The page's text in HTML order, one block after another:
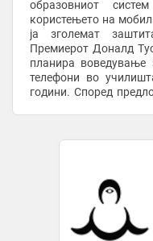
образовниот
користењето на
ја зголемат
Премиерот Доналд
планира
телефони во
години. Според